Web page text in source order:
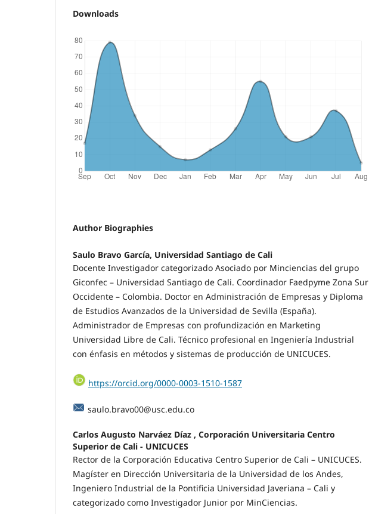
Downloads
Author Biographies
Saulo Bravo García, Universidad Santiago de Cali
Docente Investigador categorizado Asociado por Minciencias del grupo
Giconfec – Universidad Santiago de Cali. Coordinador Faedpyme Zona Sur
Occidente – Colombia. Doctor en Administración de Empresas y Diploma
de Estudios Avanzados de la Universidad de Sevilla (España).
Administrador de Empresas con profundización en Marketing
Universidad Libre de Cali. Técnico profesional en Ingeniería Industrial
con énfasis en métodos y sistemas de producción de UNICUCES.
https://orcid.org/0000-0003-1510-1587
saulo.bravo00@usc.edu.co
Carlos Augusto Narváez Díaz , Corporación Universitaria Centro
Superior de Cali - UNICUCES
Rector de la Corporación Educativa Centro Superior de Cali – UNICUCES.
Magíster en Dirección Universitaria de la Universidad de los Andes,
Ingeniero Industrial de la Pontificia Universidad Javeriana – Cali y
categorizado como Investigador Junior por MinCiencias.